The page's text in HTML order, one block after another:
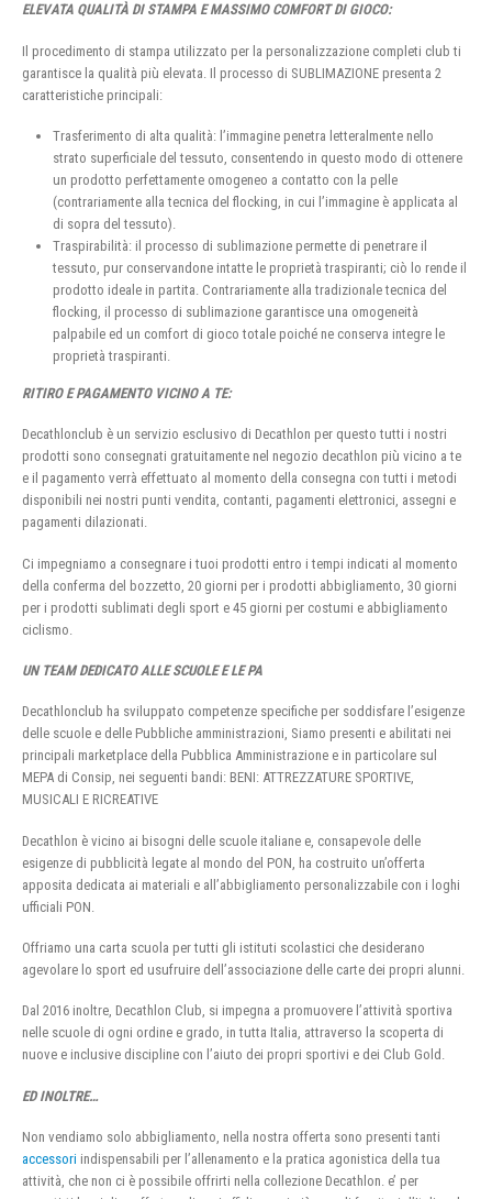
ELEVATA QUALITÀ DI STAMPA E MASSIMO COMFORT DI GIOCO:
Il procedimento di stampa utilizzato per la personalizzazione completi club ti
garantisce la qualità più elevata. Il processo di SUBLIMAZIONE presenta 2
caratteristiche principali:
Trasferimento di alta qualità: l’immagine penetra letteralmente nello
strato superficiale del tessuto, consentendo in questo modo di ottenere
un prodotto perfettamente omogeneo a contatto con la pelle
(contrariamente alla tecnica del flocking, in cui l’immagine è applicata al
di sopra del tessuto).
Traspirabilità: il processo di sublimazione permette di penetrare il
tessuto, pur conservandone intatte le proprietà traspiranti; ciò lo rende il
prodotto ideale in partita. Contrariamente alla tradizionale tecnica del
flocking, il processo di sublimazione garantisce una omogeneità
palpabile ed un comfort di gioco totale poiché ne conserva integre le
proprietà traspiranti.
RITIRO E PAGAMENTO VICINO A TE:
Decathlonclub è un servizio esclusivo di Decathlon per questo tutti i nostri
prodotti sono consegnati gratuitamente nel negozio decathlon più vicino a te
e il pagamento verrà effettuato al momento della consegna con tutti i metodi
disponibili nei nostri punti vendita, contanti, pagamenti elettronici, assegni e
pagamenti dilazionati.
Ci impegniamo a consegnare i tuoi prodotti entro i tempi indicati al momento
della conferma del bozzetto, 20 giorni per i prodotti abbigliamento, 30 giorni
per i prodotti sublimati degli sport e 45 giorni per costumi e abbigliamento
ciclismo.
UN TEAM DEDICATO ALLE SCUOLE E LE PA
Decathlonclub ha sviluppato competenze specifiche per soddisfare l’esigenze
delle scuole e delle Pubbliche amministrazioni, Siamo presenti e abilitati nei
principali marketplace della Pubblica Amministrazione e in particolare sul
MEPA di Consip, nei seguenti bandi: BENI: ATTREZZATURE SPORTIVE,
MUSICALI E RICREATIVE
Decathlon è vicino ai bisogni delle scuole italiane e, consapevole delle
esigenze di pubblicità legate al mondo del PON, ha costruito un’offerta
apposita dedicata ai materiali e all’abbigliamento personalizzabile con i loghi
ufficiali PON.
Offriamo una carta scuola per tutti gli istituti scolastici che desiderano
agevolare lo sport ed usufruire dell’associazione delle carte dei propri alunni.
Dal 2016 inoltre, Decathlon Club, si impegna a promuovere l’attività sportiva
nelle scuole di ogni ordine e grado, in tutta Italia, attraverso la scoperta di
nuove e inclusive discipline con l’aiuto dei propri sportivi e dei Club Gold.
ED INOLTRE…
Non vendiamo solo abbigliamento, nella nostra offerta sono presenti tanti
accessori indispensabili per l’allenamento e la pratica agonistica della tua
attività, che non ci è possibile offrirti nella collezione Decathlon. e’ per